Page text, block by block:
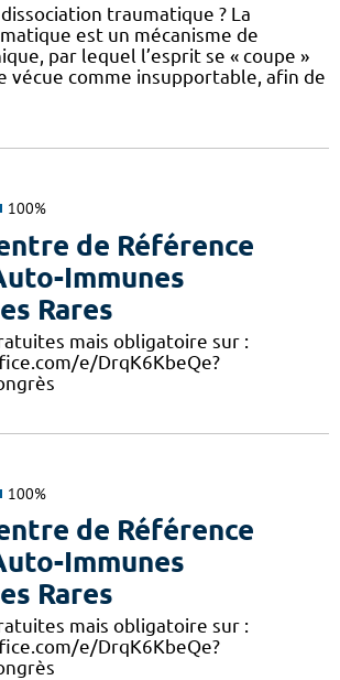
traumatique ? La
est un mécanisme de
par lequel l’esprit se « coupe »
vécue comme insupportable, afin de
100%
de Référence
Immunes
Rares
mais obligatoire sur :
e/DrqK6KbeQe?
100%
de Référence
Immunes
Rares
mais obligatoire sur :
e/DrqK6KbeQe?